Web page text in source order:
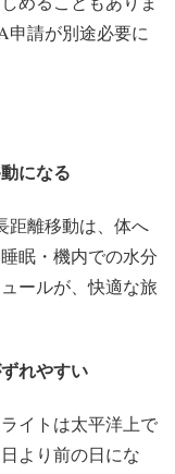
申請が別途必要に
になる
距離移動は、体へ
眠・機内での水分
ールが、快適な旅
れやすい
イトは太平洋上で
より前の日にな